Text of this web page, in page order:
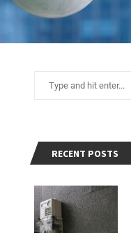
RECENT POSTS